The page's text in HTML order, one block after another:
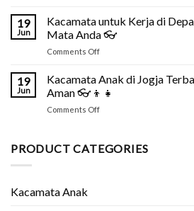
👓
Jogja?
Ini
Tipsnya
Anti
Radiasi
Terbaik
2026:
&
Rekomendasi
19
Jun
Kacamata untuk Kerja di
Mata Anda 👓
Comments Offon
untuk
Kerja
Depan
Mata
19
Jun
Kacamata Anak di Jogja
Aman 👓👦👧
Comments Offon
di
PRODUCT CATEGORIES
Kacamata Anak